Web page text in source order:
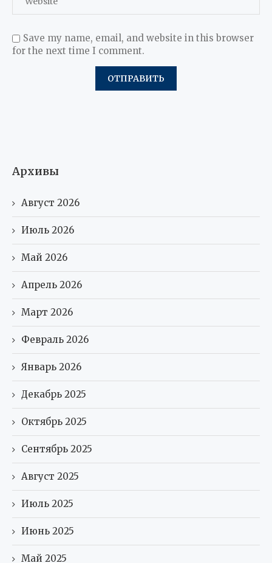
Save my name, email, and website in this browser
for the next time I comment.
Архивы
Август 2026
Июль 2026
Май 2026
Апрель 2026
Март 2026
Февраль 2026
Январь 2026
Декабрь 2025
Октябрь 2025
Сентябрь 2025
Август 2025
Июль 2025
Июнь 2025
Май 2025